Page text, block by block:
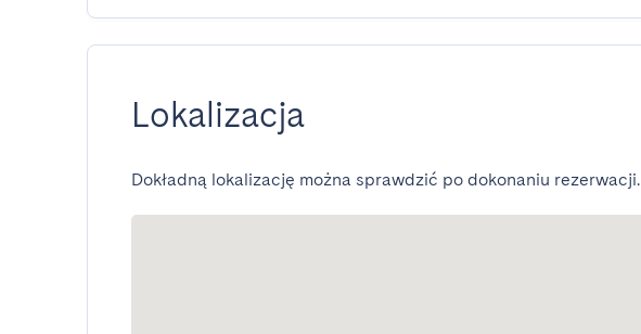
Lokalizacja
Dokładną lokalizację można sprawdzić po dokonaniu rezerwacji.